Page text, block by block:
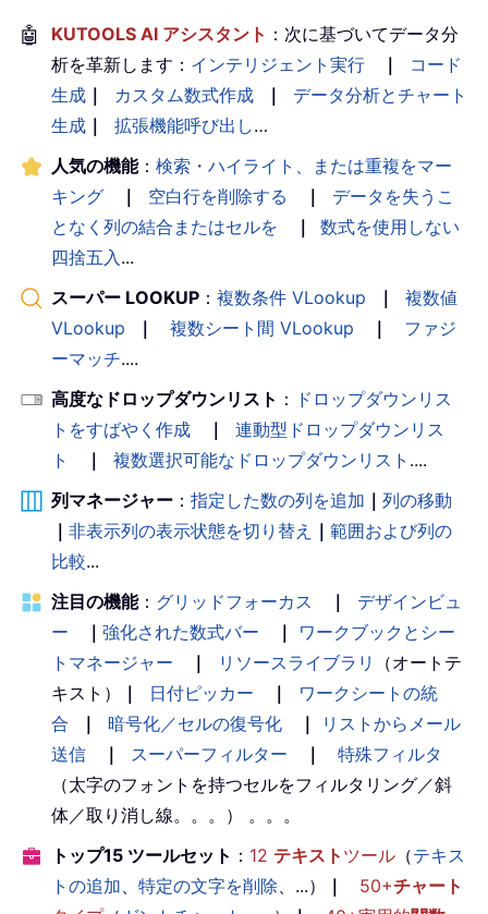
🤖 KUTOOLS AI アシスタント ：次に基づいてデータ分
析を革新します： インテリジェント実行 ｜
コード
生成 ｜ カスタム数式作成 ｜
データ分析とチャート
生成 ｜ 拡張機能呼び出し…
人気の機能： 検索・ハイライト、または重複をマー
キング
｜ 空白行を削除する ｜
データを失うこ
となく列の結合またはセルを
｜
数式を使用しない
四捨五入 ...
スーパー LOOKUP ： 複数条件 VLookup ｜
複数値
VLookup
｜ 複数シート間 VLookup ｜
ファジ
ーマッチ....
高度なドロップダウンリスト ： ドロップダウンリス
トをすばやく作成
｜
連動型ドロップダウンリス
ト
｜ 複数選択可能なドロップダウンリスト ....
列マネージャー ： 指定した数の列を追加 ｜ 列の移動
｜ 非表示列の表示状態を切り替え ｜ 範囲および列の
比較...
注目の機能： グリッドフォーカス ｜
デザインビュ
ー
｜ 強化された数式バー ｜
ワークブックとシー
トマネージャー
｜ リソースライブラリ
（オートテ
キスト）
｜ 日付ピッカー ｜
ワークシートの統
合
｜ 暗号化／セルの復号化 ｜
リストからメール
送信
｜ スーパーフィルター ｜
特殊フィルタ
（太字のフォントを持つセルをフィルタリング／斜
体／取り消し線。。。） 。。。
トップ15 ツールセット ： 12 テキスト ツール （テキス
トの追加
特定の文字を削除 、...） ｜ 50+チャート